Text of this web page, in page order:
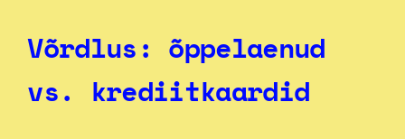
Võrdlus: õppelaenud
vs. krediitkaardid